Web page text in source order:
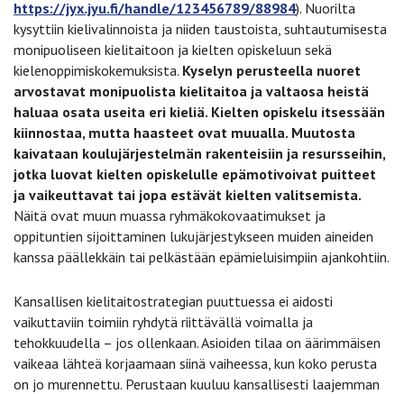
https://jyx.jyu.fi/handle/123456789/88984). Nuorilta
kysyttiin kielivalinnoista ja niiden taustoista, suhtautumisesta
monipuoliseen kielitaitoon ja kielten opiskeluun sekä
kielenoppimiskokemuksista. Kyselyn perusteella nuoret
arvostavat monipuolista kielitaitoa ja valtaosa heistä
haluaa osata useita eri kieliä. Kielten opiskelu itsessään
kiinnostaa, mutta haasteet ovat muualla. Muutosta
kaivataan koulujärjestelmän rakenteisiin ja resursseihin,
jotka luovat kielten opiskelulle epämotivoivat puitteet
ja vaikeuttavat tai jopa estävät kielten valitsemista.
Näitä ovat muun muassa ryhmäkokovaatimukset ja
oppituntien sijoittaminen lukujärjestykseen muiden aineiden
kanssa päällekkäin tai pelkästään epämieluisimpiin ajankohtiin.
Kansallisen kielitaitostrategian puuttuessa ei aidosti
vaikuttaviin toimiin ryhdytä riittävällä voimalla ja
tehokkuudella – jos ollenkaan. Asioiden tilaa on äärimmäisen
vaikeaa lähteä korjaamaan siinä vaiheessa, kun koko perusta
on jo murennettu. Perustaan kuuluu kansallisesti laajemman